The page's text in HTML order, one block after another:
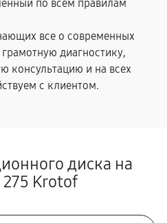
по всем правилам
все о современных
диагностику,
консультацию и на всех
с клиентом.
диска на
275 Krotof